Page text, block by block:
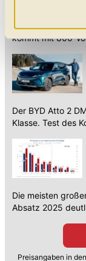
welche
Daten
geben. Bitte
Einschränkung
Funktionalitäten
können die
BYD wertet sein
kommt mit 800-
Der BYD Atto 2
Klasse. Test des
Die meisten
Absatz 2025
Preisangaben in